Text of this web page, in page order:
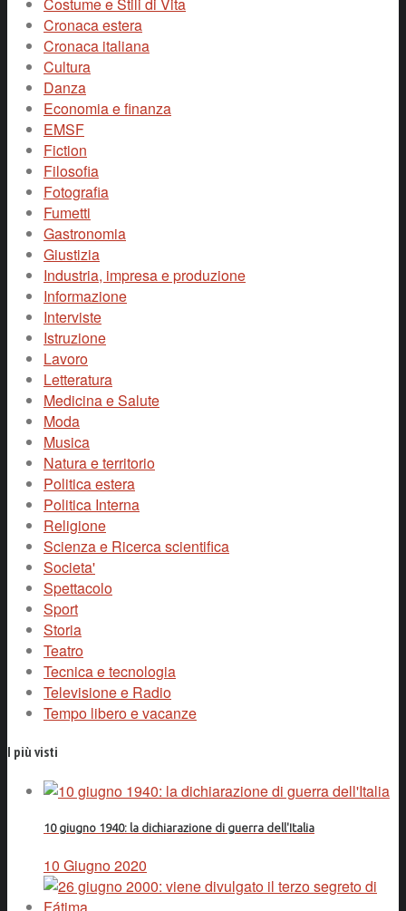
Cronaca estera
Cronaca italiana
Cultura
Danza
Economia e finanza
EMSF
Fiction
Filosofia
Fotografia
Fumetti
Gastronomia
Giustizia
Industria, impresa e produzione
Informazione
Interviste
Istruzione
Lavoro
Letteratura
Medicina e Salute
Moda
Musica
Natura e territorio
Politica estera
Politica Interna
Religione
Scienza e Ricerca scientifica
Societa'
Spettacolo
Sport
Storia
Teatro
Tecnica e tecnologia
Televisione e Radio
Tempo libero e vacanze
I più visti
10 giugno 1940: la dichiarazione di guerra dell'Italia
10 Giugno 2020